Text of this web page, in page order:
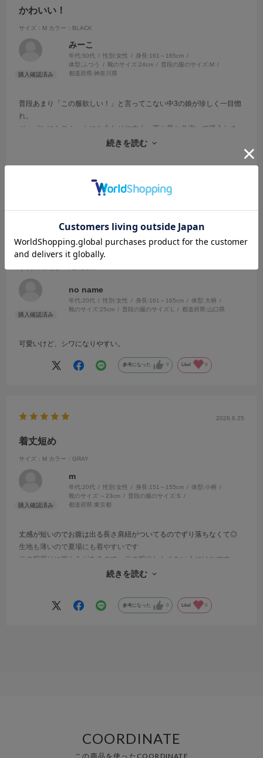
かわいい！
サイズ：M カラー：BLACK
みーこ
年代:50代 性別:女性 身長:161～165cm
体型: ふつう 靴のサイズ:24cm 普段の服のサイズ:M
都道府県:神奈川県
普段あまり「この服欲しい！」と言ってこない中3の娘が珍しく一目惚
れ。
ジーパンにもスカートにも合わせやすく、茶と黒と色違いで購入しま
続きを読む
良き
no name
年代:20代 性別:女性 身長:161～165cm 体型:大柄
靴のサイズ:25cm 普段の服のサイズ:L 都道府県:山口県
可愛いけど、シワになりやすい。
参考になった 0 Like! 0
2026.6.25
着丈短め
サイズ：M カラー：GRAY
m
年代:20代 性別:女性 身長:151～155cm 体型:小柄
靴のサイズ: ～23cm 普段の服のサイズ:S
都道府県:東京都
丈感が短いのでお腹は出る長さ肩紐がついてるのでずり落ちなくて◎
生地も薄いので夏場にも着やすいです
二の腕周りに膨らみがあるので、二の腕出したくない人にはおすす
め！ただし、ボリューム感が出やすいので上半身厚みがある方には注
続きを読む
参考になった 0 Like! 0
COORDINATE
この商品を使ったCOORDINATE